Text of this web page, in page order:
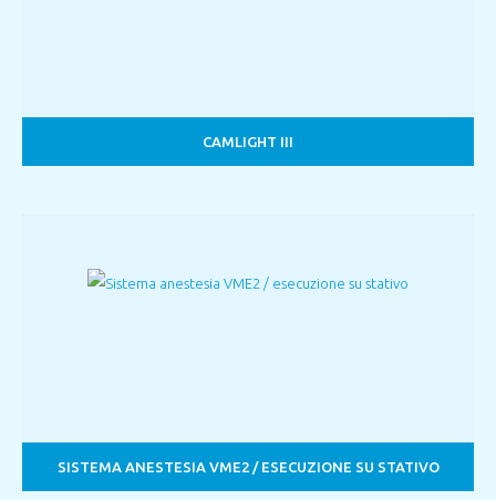
CAMLIGHT III
SISTEMA ANESTESIA VME2 / ESECUZIONE SU STATIVO